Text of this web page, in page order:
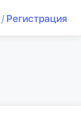
/ Регистрация